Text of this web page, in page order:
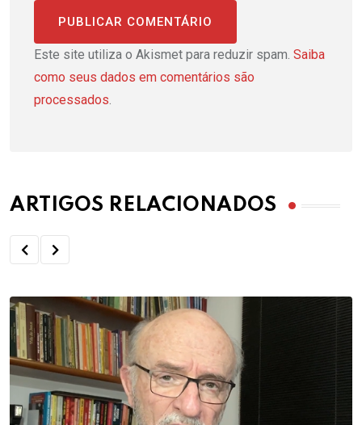
Este site utiliza o Akismet para reduzir spam. Saiba
como seus dados em comentários são
processados.
ARTIGOS RELACIONADOS